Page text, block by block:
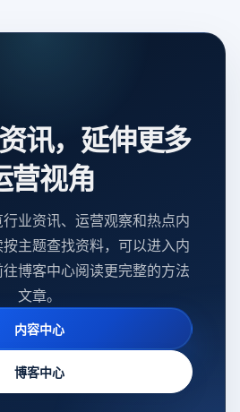
讯，延伸更多
营视角
业资讯、运营观察和热点内
主题查找资料，可以进入内
博客中心阅读更完整的方法
文章。
内容中心
博客中心